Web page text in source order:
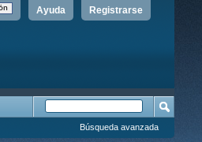
Registrarse
Ayuda
Búsqueda avanzada